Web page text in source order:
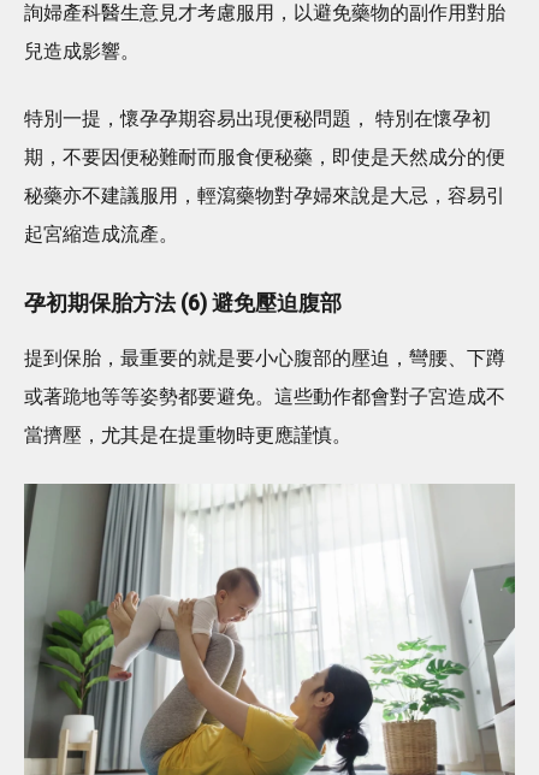
詢婦產科醫生意見才考慮服用，以避免藥物的副作用對胎
兒造成影響。
特別一提，懷孕孕期容易出現便秘問題， 特別在懷孕初
期，不要因便秘難耐而服食便秘藥，即使是天然成分的便
秘藥亦不建議服用，輕瀉藥物對孕婦來說是大忌，容易引
起宮縮造成流產。
孕初期保胎方法 (6) 避免壓迫腹部
提到保胎，最重要的就是要小心腹部的壓迫，彎腰、下蹲
或著跪地等等姿勢都要避免。這些動作都會對子宮造成不
當擠壓，尤其是在提重物時更應謹慎。